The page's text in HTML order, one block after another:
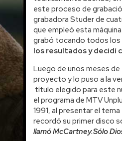
este proceso de
grabadora Studer de
que empleó esta
grabó tocando todos
los resultados y decidí
Luego de unos meses
proyecto y lo puso a la
título elegido para este
el programa de MTV
1991, al presentar el tema
recordó su primer disco
llamó McCartney.Sólo